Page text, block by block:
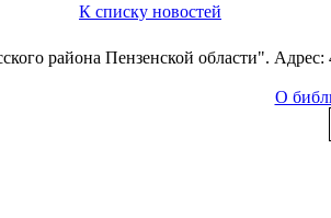
К списку новостей
района Пензенской области". Адрес:
О